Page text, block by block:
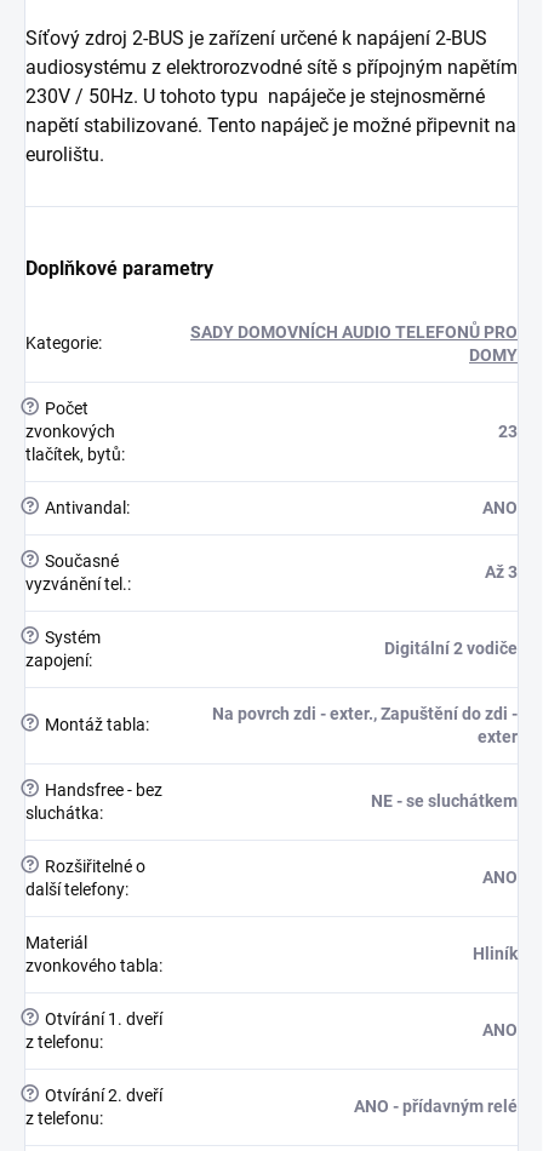
Síťový zdroj 2-BUS je zařízení určené k napájení 2-BUS
audiosystému z elektrorozvodné sítě s přípojným napětím
230V / 50Hz. U tohoto typu napáječe je stejnosměrné
napětí stabilizované. Tento napáječ je možné připevnit na
eurolištu.
Doplňkové parametry
Kategorie:
SADY DOMOVNÍCH AUDIO TELEFONŮ PRO
DOMY
?
Počet
zvonkových
tlačítek, bytů:
23
? Antivandal : ANO
? Současné
vyzvánění tel.:
Až 3
? Systém
zapojení:
Digitální 2 vodiče
? Montáž tabla:
Na povrch zdi - exter., Zapuštění do zdi -
exter
?
Handsfree - bez
sluchátka:
NE - se sluchátkem
?
Rozšiřitelné o
další telefony:
ANO
Materiál
zvonkového tabla:
Hliník
? Otvírání 1. dveří
z telefonu:
ANO
? Otvírání 2. dveří
z telefonu:
ANO - přídavným relé